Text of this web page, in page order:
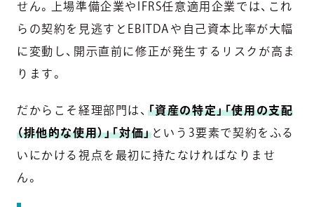
せん。上場準備企業やIFRS任意適用企業では、これ
らの契約を見逃すとEBITDAや自己資本比率が大幅
に変動し、開示直前に修正が発生するリスクが高ま
ります。
だからこそ経理部門は、 「資産の特定」「使用の支配
（排他的な使用）」「対価」という3要素で契約をふる
いにかける視点を最初に持たなければなりませ
ん。